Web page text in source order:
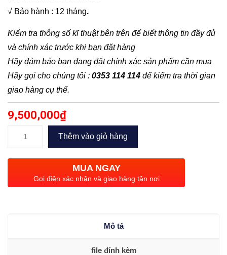
√ Bảo hành : 12 tháng.
Kiểm tra thông số kĩ thuật bên trên để biết thông tin đầy đủ
và chính xác trước khi bạn đặt hàng
Hãy đảm bảo bạn đang đặt chính xác sản phẩm cần mua
Hãy gọi cho chúng tôi : 0353 114 114 để kiểm tra thời gian
giao hàng cụ thể.
9,500,000₫
áp
R8150
Thêm vào giỏ hàng
MUA NGAY
Gọi điện xác nhận và giao hàng tận nơi
Mô tả
file đính kèm